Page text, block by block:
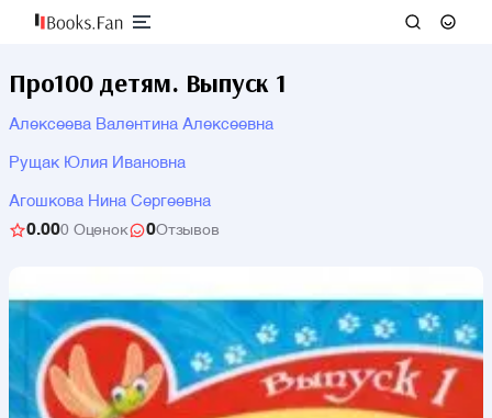
Про100 детям. Выпуск 1
Алексеева Валентина Алексеевна
Рущак Юлия Ивановна
Агошкова Нина Сергеевна
0.000 Оценок 0Отзывов